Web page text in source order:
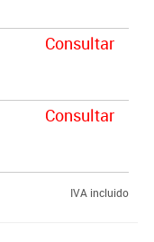
Consultar
Consultar
IVA incluido